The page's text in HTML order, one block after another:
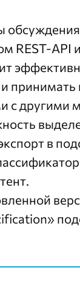
REST-API
другими
в